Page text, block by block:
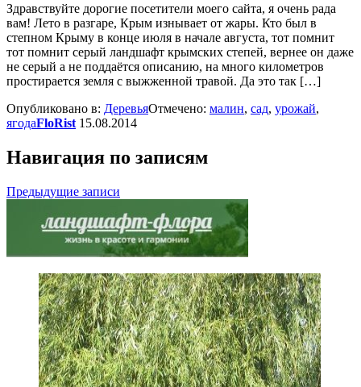
Здравствуйте дорогие посетители моего сайта, я очень рада
вам! Лето в разгаре, Крым изнывает от жары. Кто был в
степном Крыму в конце июля в начале августа, тот помнит
тот помнит серый ландшафт крымских степей, вернее он даже
не серый а не поддаётся описанию, на много километров
простирается земля с выжженной травой. Да это так […]
Опубликовано в: ДеревьяОтмечено: малин, сад, урожай,
ягодаFloRist 15.08.2014
Навигация по записям
Предыдущие записи